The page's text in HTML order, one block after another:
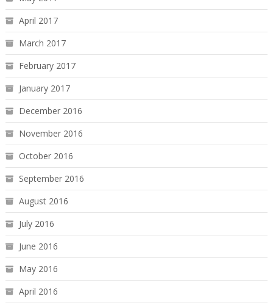
April 2017
March 2017
February 2017
January 2017
December 2016
November 2016
October 2016
September 2016
August 2016
July 2016
June 2016
May 2016
April 2016